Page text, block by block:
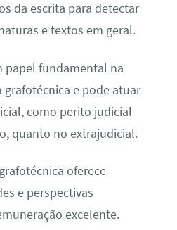
da escrita para detectar
e textos em geral.
papel fundamental na
grafotécnica e pode atuar
como perito judicial
quanto no extrajudicial.
oferece
e perspectivas
excelente.